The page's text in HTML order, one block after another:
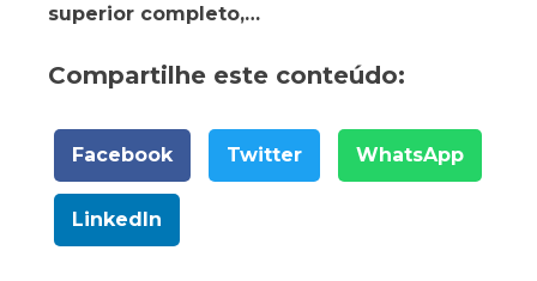
superior completo,…
Compartilhe este conteúdo:
Facebook Twitter WhatsApp
LinkedIn